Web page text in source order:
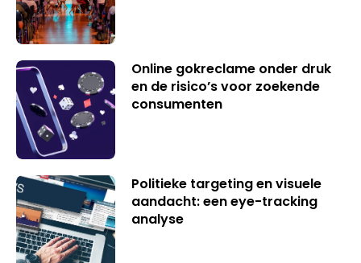
Online gokreclame onder druk
en de risico’s voor zoekende
consumenten
Politieke targeting en visuele
aandacht: een eye-tracking
analyse